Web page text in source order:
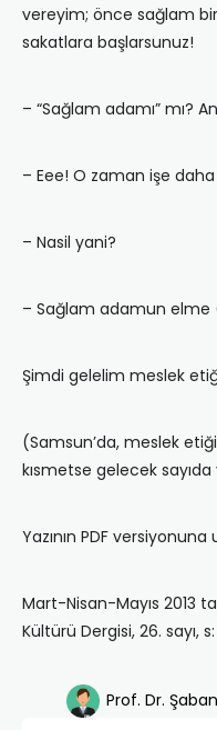
vereyim; önce sağlam
sakatlara başlarsunuz!
– “Sağlam adamı” mı?
– Eee! O zaman işe
– Nasil yani?
– Sağlam adamun
Şimdi gelelim meslek
(Samsun’da, meslek
kısmetse gelecek sayıda
Yazının PDF
Mart-Nisan-Mayıs 2013
Kültürü Dergisi, 26. sayı,
Prof. Dr.